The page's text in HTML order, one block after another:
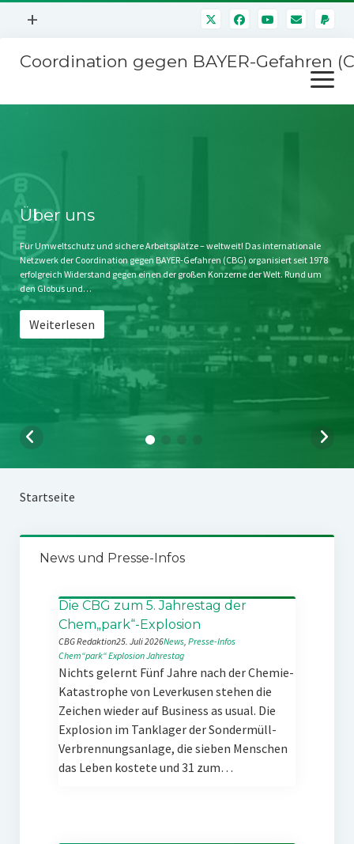
Menü
+
Mitmachen
Kontakt
Impressum
Störfälle
Coordination gegen BAYER-Gefahren
Menü
öffnen
Stichwort BAYER
Jahrestagung
SPENDEN
Über uns
Für Umweltschutz und sichere Arbeitsplätze – weltweit! Das internationale
Netzwerk der Coordination gegen BAYER-Gefahren (CBG) organisiert seit 1978
erfolgreich Widerstand gegen einen der großen Konzerne der Welt. Rund um
den Globus und…
Weiterlesen
Startseite
News und Presse-Infos
Die CBG zum 5. Jahrestag der
Chem„park“-Explosion
CBG Redaktion25. Juli 2026News, Presse-Infos
Chem“park“ExplosionJahrestag
Nichts gelernt Fünf Jahre nach der Chemie-
Katastrophe von Leverkusen stehen die
Zeichen wieder auf Business as usual. Die
Explosion im Tanklager der Sondermüll-
Verbrennungsanlage, die sieben Menschen
das Leben kostete und 31 zum…